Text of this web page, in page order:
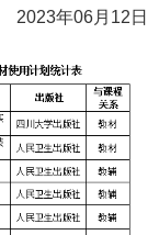
2023年06月12日